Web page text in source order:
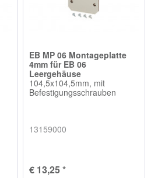
EB MP 06 Montageplatte
4mm für EB 06
Leergehäuse
104,5x104,5mm, mit
Befestigungsschrauben
13159000
€ 13,25 *